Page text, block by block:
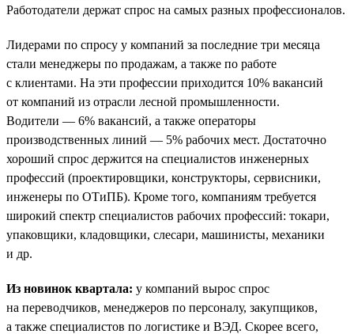
Работодатели держат спрос на самых разных профессионалов.
Лидерами по спросу у компаний за последние три месяца
стали менеджеры по продажам, а также по работе
с клиентами. На эти профессии приходится 10% вакансий
от компаний из отрасли лесной промышленности.
Водители — 6% вакансий, а также операторы
производственных линий — 5% рабочих мест. Достаточно
хороший спрос держится на специалистов инженерных
профессий (проектировщики, конструкторы, сервисники,
инженеры по ОТиПБ). Кроме того, компаниям требуется
широкий спектр специалистов рабочих профессий: токари,
упаковщики, кладовщики, слесари, машинисты, механики
и др.
Из новинок квартала: у компаний вырос спрос
на переводчиков, менеджеров по персоналу, закупщиков,
а также специалистов по логистике и ВЭД. Скорее всего,